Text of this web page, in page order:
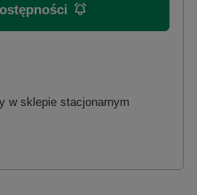
w sklepie stacjonarnym